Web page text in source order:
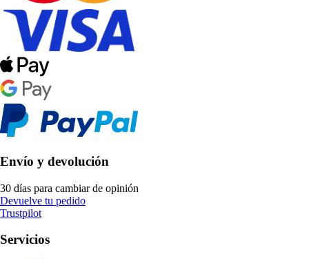
Envío y devolución
30 días para cambiar de opinión
Devuelve tu pedido
Trustpilot
Servicios